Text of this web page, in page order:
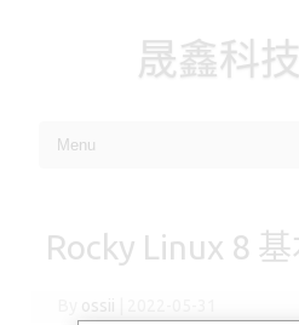
晟鑫科
Rocky Linux 8
ossii